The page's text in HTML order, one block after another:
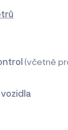
(včetně